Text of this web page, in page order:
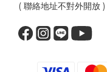
( 聯絡地址不對外開放 )